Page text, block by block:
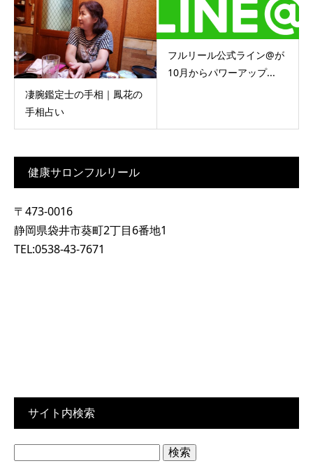
凄腕鑑定士の手相｜鳳花の
手相占い
フルリール公式ライン@が
10月からパワーアップ...
健康サロンフルリール
〒473-0016
静岡県袋井市葵町2丁目6番地1
TEL:0538-43-7671
サイト内検索